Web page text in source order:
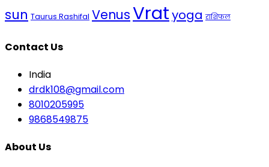
sun Taurus Rashifal VenusVratyoga राशिफल
Contact Us
India
drdk108@gmail.com
8010205995
9868549875
About Us